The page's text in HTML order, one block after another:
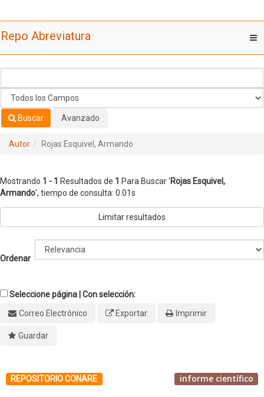
Repo Abreviatura
Buscar Avanzado
Autor Rojas Esquivel, Armando
Mostrando 1 - 1 Resultados de 1 Para Buscar 'Rojas Esquivel,
Armando', tiempo de consulta: 0.01s
Limitar resultados
Ordenar
Seleccione página | Con selección:
Correo Electrónico
Exportar Imprimir
Guardar
REPOSITORIO CONARE informe científico